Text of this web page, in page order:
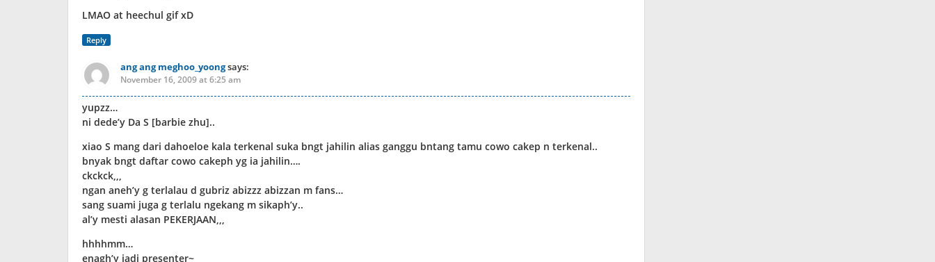
LMAO at heechul gif xD
Reply
ang ang meghoo_yoongsays:
November 16, 2009 at 6:25 am
yupzz…
ni dede’y Da S [barbie zhu]..
xiao S mang dari dahoeloe kala terkenal suka bngt jahilin alias ganggu bntang tamu cowo cakep n terkenal..
bnyak bngt daftar cowo cakeph yg ia jahilin….
ckckck,,,
ngan aneh’y g terlalau d gubriz abizzz abizzan m fans…
sang suami juga g terlalu ngekang m sikaph’y..
al’y mesti alasan PEKERJAAN,,,
hhhhmm…
enagh’y jadi presenter~